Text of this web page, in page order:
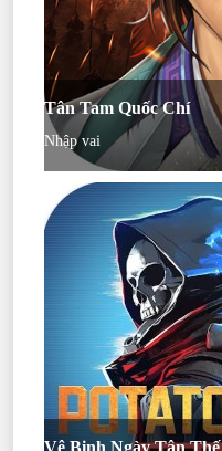
Tân Tam Quốc Chí
Nhập vai
Vệ Binh Ngày Tận Thế